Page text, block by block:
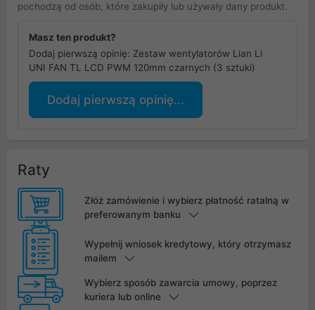
pochodzą od osób, które zakupiły lub używały dany produkt.
Masz ten produkt?
Dodaj pierwszą opinię: Zestaw wentylatorów Lian Li
UNI FAN TL LCD PWM 120mm czarnych (3 sztuki)
Dodaj pierwszą opinię...
Raty
Złóż zamówienie i wybierz płatność ratalną w
preferowanym banku
Wypełnij wniosek kredytowy, który otrzymasz
mailem
Wybierz sposób zawarcia umowy, poprzez
kuriera lub online